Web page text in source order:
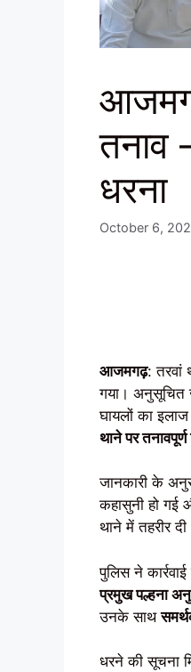
तनाव
धरना
October 6,
आजमगढ़: तरवां
गया। अनुसूचित
घायलों का
थाने पर तनावपूर्ण
जानकारी के
कहासुनी हो गई
थाने में तहरीर
पुलिस ने
प्रमुख पल्हना
उनके साथ
धरने की सूचना